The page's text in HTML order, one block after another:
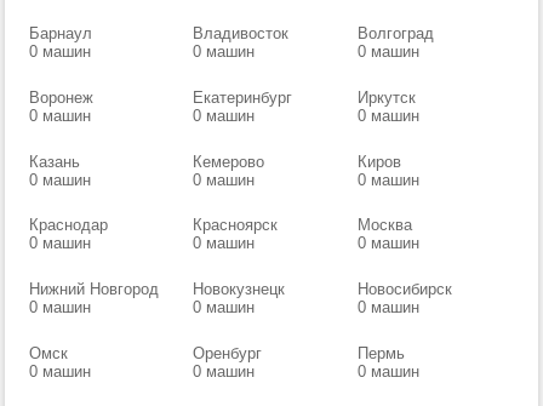
Барнаул
0 машин
Владивосток
0 машин
Волгоград
0 машин
Воронеж
0 машин
Екатеринбург
0 машин
Иркутск
0 машин
Казань
0 машин
Кемерово
0 машин
Киров
0 машин
Краснодар
0 машин
Красноярск
0 машин
Москва
0 машин
Нижний Новгород
0 машин
Новокузнецк
0 машин
Новосибирск
0 машин
Омск
0 машин
Оренбург
0 машин
Пермь
0 машин